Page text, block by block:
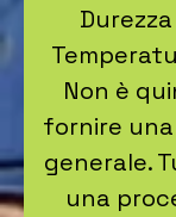
Non è
fornire
generale.
una